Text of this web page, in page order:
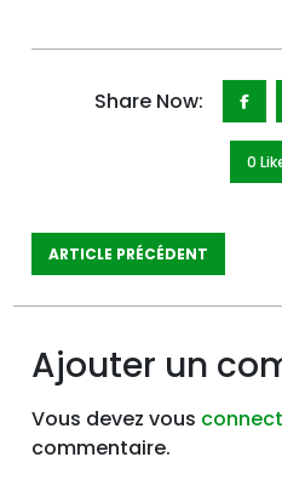
Share Now:
0
ARTICLE PRÉCÉDENT
Ajouter un
Vous devez vous
commentaire.